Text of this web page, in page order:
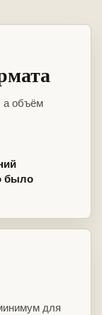
а объём
было
для